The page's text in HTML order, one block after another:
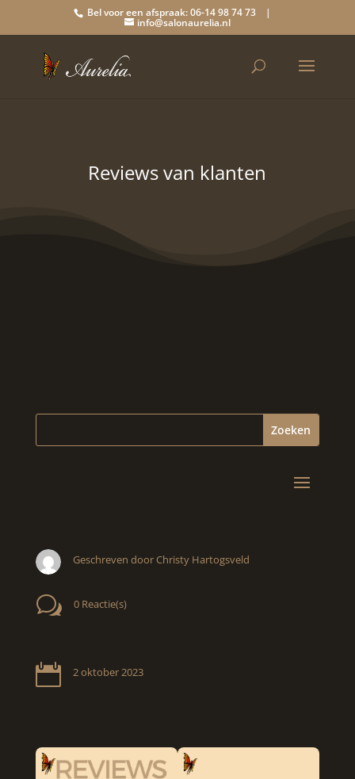
Bel voor een afspraak: 06-14 98 74 73 |
info@salonaurelia.nl
Reviews van klanten
Geschreven door Christy Hartogsveld
w 0 Reactie(s)
 2 oktober 2023